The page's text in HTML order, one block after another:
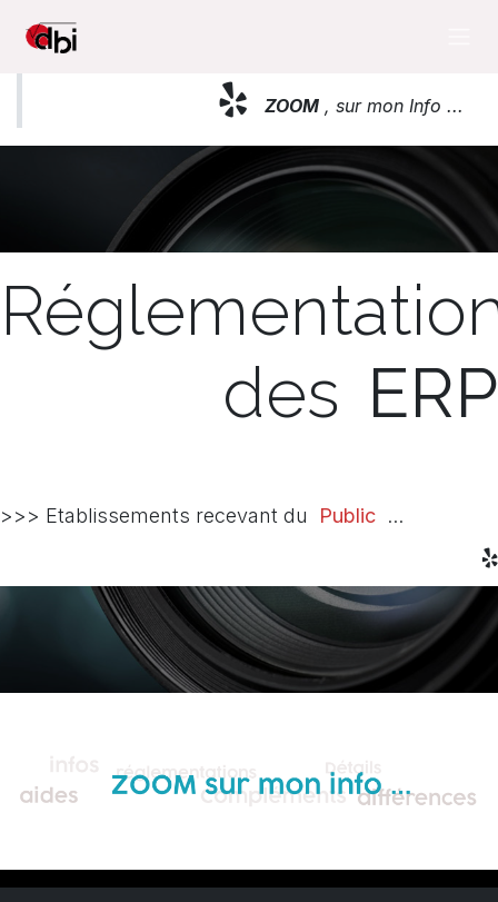
ZOOM , sur mon Info ...
des ERP
>>> Etablissements recevant du Public ...